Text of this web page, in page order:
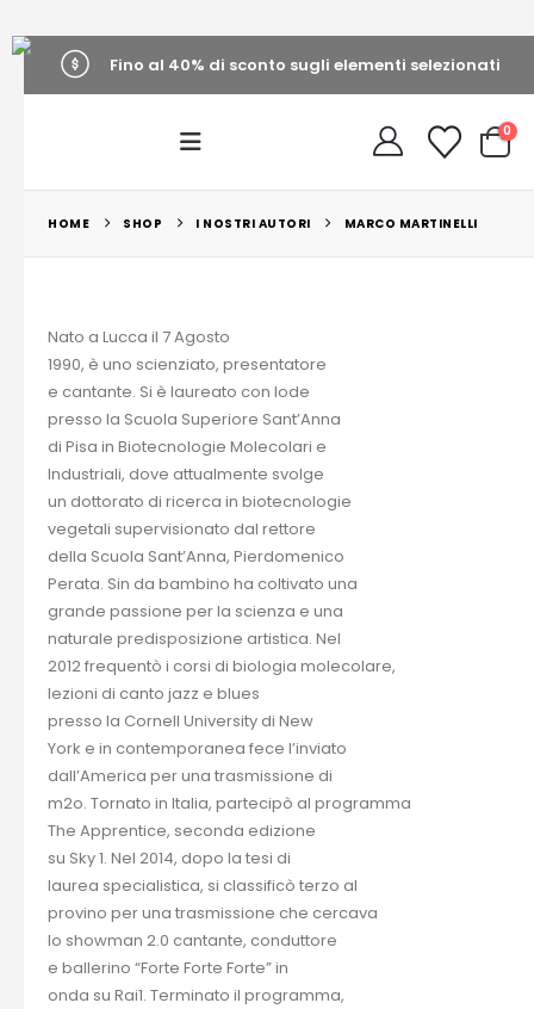
Fino al 40% di sconto sugli elementi selezionati
0
HOME SHOP I NOSTRI AUTORI MARCO MARTINELLI
Nato a Lucca il 7 Agosto
1990, è uno scienziato, presentatore
e cantante. Si è laureato con lode
presso la Scuola Superiore Sant’Anna
di Pisa in Biotecnologie Molecolari e
Industriali, dove attualmente svolge
un dottorato di ricerca in biotecnologie
vegetali supervisionato dal rettore
della Scuola Sant’Anna, Pierdomenico
Perata. Sin da bambino ha coltivato una
grande passione per la scienza e una
naturale predisposizione artistica. Nel
2012 frequentò i corsi di biologia molecolare,
lezioni di canto jazz e blues
presso la Cornell University di New
York e in contemporanea fece l’inviato
dall’America per una trasmissione di
m2o. Tornato in Italia, partecipò al programma
The Apprentice, seconda edizione
su Sky 1. Nel 2014, dopo la tesi di
laurea specialistica, si classificò terzo al
provino per una trasmissione che cercava
lo showman 2.0 cantante, conduttore
e ballerino “Forte Forte Forte” in
onda su Rai1. Terminato il programma,